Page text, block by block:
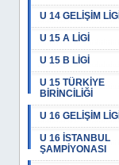
U 14 GELİŞİM LİGİ
U 15 A LİGİ
U 15 B LİGİ
U 15 TÜRKİYE
BİRİNCİLİĞİ
U 16 GELİŞİM LİGİ
U 16 İSTANBUL
ŞAMPİYONASI